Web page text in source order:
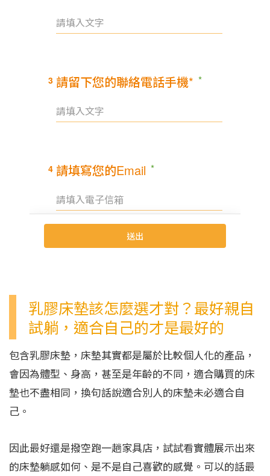
乳膠床墊該怎麼選才對？最好親自
試躺，適合自己的才是最好的
包含乳膠床墊，床墊其實都是屬於比較個人化的產品，
會因為體型、身高，甚至是年齡的不同，適合購買的床
墊也不盡相同，換句話說適合別人的床墊未必適合自
己。
因此最好還是撥空跑一趟家具店，試試看實體展示出來
的床墊躺感如何、是不是自己喜歡的感覺。可以的話最